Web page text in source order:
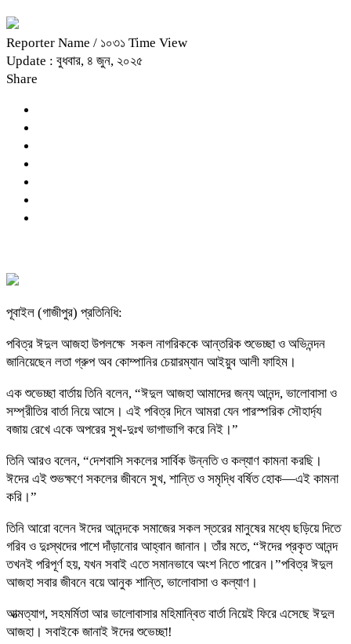
Reporter Name / ১০৩১ Time View
Update : বুধবার, ৪ জুন, ২০২৫
Share
পূবাইল (গাজীপুর) প্রতিনিধি:
পবিত্র ঈদুল আজহা উপলক্ষে সকল নাগরিককে আন্তরিক শুভেচ্ছা ও অভিনন্দন
জানিয়েছেন লতা গ্রুপ অব কোম্পানির চেয়ারম্যান আইয়ুব আলী ফাহিম।
এক শুভেচ্ছা বার্তায় তিনি বলেন, “ঈদুল আজহা আমাদের জন্য আনন্দ, ভালোবাসা ও
সম্প্রীতির বার্তা নিয়ে আসে। এই পবিত্র দিনে আমরা যেন পারস্পরিক সৌহার্দ্য
বজায় রেখে একে অপরের সুখ-দুঃখ ভাগাভাগি করে নিই।”
তিনি আরও বলেন, “দেশবাসি সকলের সার্বিক উন্নতি ও কল্যাণ কামনা করছি।
ঈদের এই শুভক্ষণে সকলের জীবনে সুখ, শান্তি ও সমৃদ্ধি বর্ষিত হোক—এই কামনা
করি।”
তিনি আরো বলেন ঈদের আনন্দকে সমাজের সকল স্তরের মানুষের মধ্যে ছড়িয়ে দিতে
গরিব ও দুঃস্থদের পাশে দাঁড়ানোর আহ্বান জানান। তাঁর মতে, “ঈদের প্রকৃত আনন্দ
তখনই পরিপূর্ণ হয়, যখন সবাই এতে সমানভাবে অংশ নিতে পারেন।”পবিত্র ঈদুল
আজহা সবার জীবনে বয়ে আনুক শান্তি, ভালোবাসা ও কল্যাণ।
আত্মত্যাগ, সহমর্মিতা আর ভালোবাসার মহিমান্বিত বার্তা নিয়েই ফিরে এসেছে ঈদুল
আজহা। সবাইকে জানাই ঈদের শুভেচ্ছা!